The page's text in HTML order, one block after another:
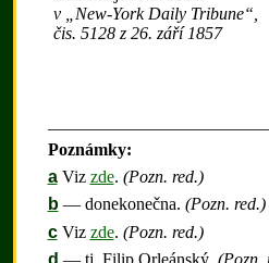
v „New-York Daily Tribune“,
čis. 5128 z 26. září 1857
Poznámky:
aViz zde. (Pozn. red.)
b— donekonečna. (Pozn. red.)
cViz zde. (Pozn. red.)